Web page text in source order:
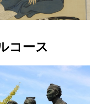
コース